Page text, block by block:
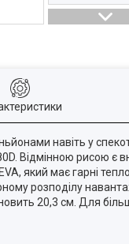
навіть у
Відмінною рисою
який має гарні
розподілу
20,3 см. Для